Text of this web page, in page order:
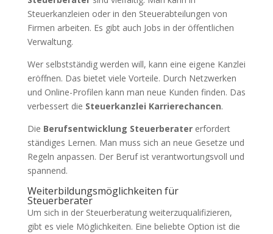
Steuerkanzleien oder in den Steuerabteilungen von
Firmen arbeiten. Es gibt auch Jobs in der öffentlichen
Verwaltung.
Wer selbstständig werden will, kann eine eigene Kanzlei
eröffnen. Das bietet viele Vorteile. Durch Netzwerken
und Online-Profilen kann man neue Kunden finden. Das
verbessert die Steuerkanzlei Karrierechancen.
Die Berufsentwicklung Steuerberatererfordert
ständiges Lernen. Man muss sich an neue Gesetze und
Regeln anpassen. Der Beruf ist verantwortungsvoll und
spannend.
Weiterbildungsmöglichkeiten für
Steuerberater
Um sich in der Steuerberatung weiterzuqualifizieren,
gibt es viele Möglichkeiten. Eine beliebte Option ist die